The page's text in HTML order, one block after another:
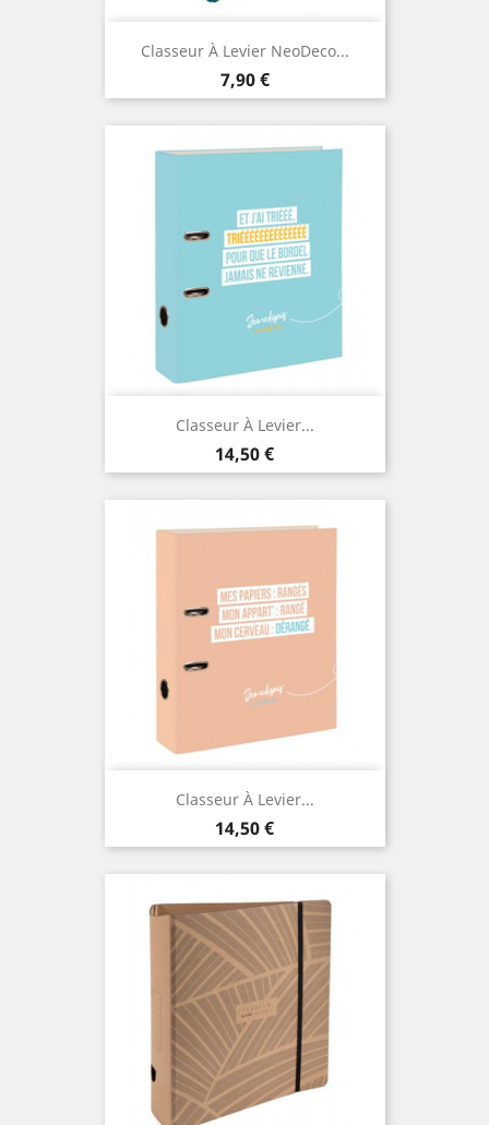
Classeur À Levier NeoDeco...
Prix
7,90 €
Classeur À Levier...
Prix
14,50 €
Classeur À Levier...
Prix
14,50 €